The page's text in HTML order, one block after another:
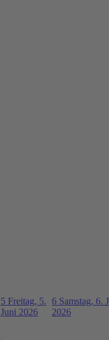
5 Freitag, 5.
Juni 2026
6 Samstag, 6.
2026